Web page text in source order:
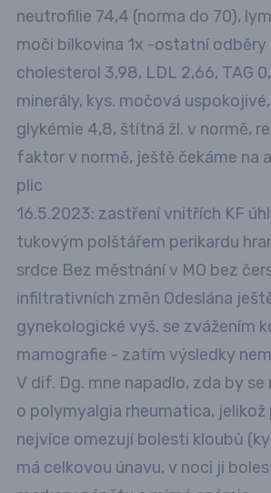
neutrofilie 74,4 (norma do 70),
moči bílkovina 1x -ostatní
cholesterol 3,98, LDL 2,66, TAG
minerály, kys. močová
glykémie 4,8, štítná žl. v normě,
faktor v normě, ještě čekáme na
plic
16.5.2023: zastření vnitřích KF
tukovým polštářem perikardu
srdce Bez městnání v MO bez
infiltrativních změn Odeslána
gynekologické vyš. se zvážením
mamografie - zatím výsledky
V dif. Dg. mne napadlo, zda by
o polymyalgia rheumatica, jelikož
nejvíce omezují bolesti kloubů
má celkovou únavu, v noci ji